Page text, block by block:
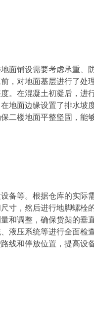
面铺设需要考虑承重、
，对地面基层进行了处
。在混凝土初凝后，进
地面边缘设置了排水坡
楼地面平整坚固，能
备等。根据仓库的实际
寸，然后进行地脚螺栓
和调整，确保货架的垂
液压系统等进行全面检
线和停放位置，提高设